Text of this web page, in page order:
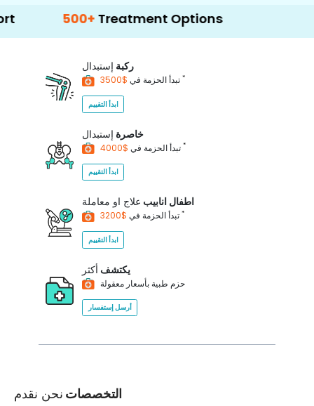
500+ Treatment Options
ركبة إستبدال
تبدأ الحزمة في *
ابدأ التقييم
خاصرة إستبدال
تبدأ الحزمة في *
ابدأ التقييم
اطفال انابيب علاج او معاملة
تبدأ الحزمة في *
ابدأ التقييم
يكتشف أكثر
حزم طبية بأسعار معقولة
أرسل إستفسار
التخصصات نحن نقدم